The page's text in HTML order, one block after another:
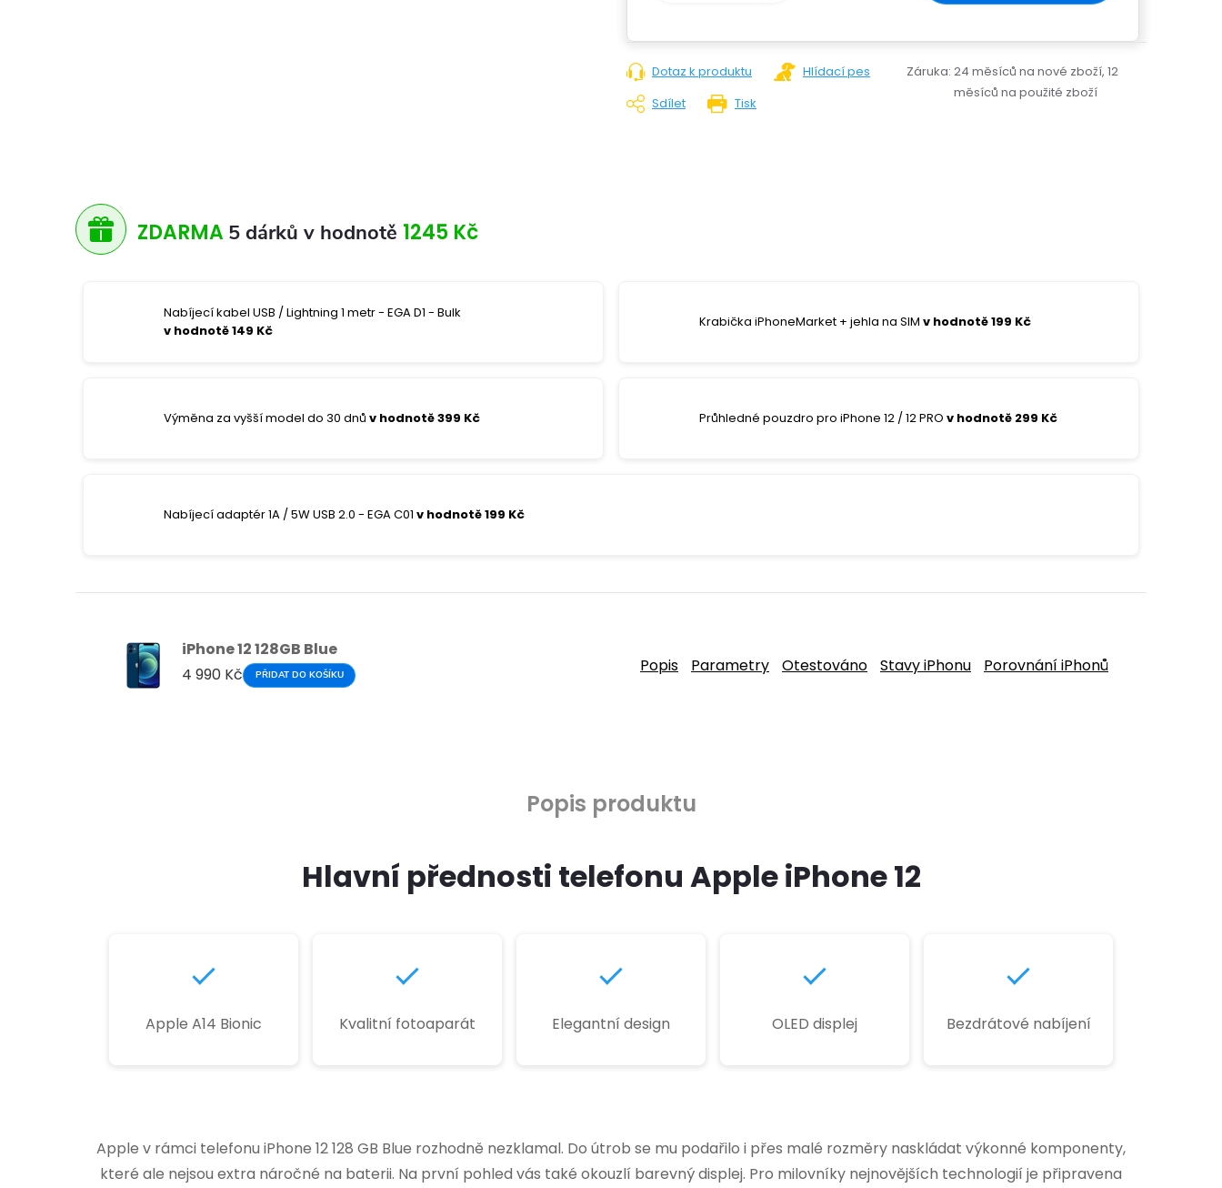
Tisk
Dotaz k produktu
Hlídací pes
Sdílet
Záruka: 24 měsíců na nové zboží, 12
měsíců na použité zboží
ZDARMA 5 dárků v hodnotě 1245 Kč
Nabíjecí kabel USB / Lightning 1 metr - EGA D1 - Bulk
v hodnotě 149 Kč
Krabička iPhoneMarket + jehla na SIM v hodnotě 199 Kč
Výměna za vyšší model do 30 dnů v hodnotě 399 Kč Průhledné pouzdro pro iPhone 12 / 12 PRO v hodnotě 299 Kč
Nabíjecí adaptér 1A / 5W USB 2.0 - EGA C01 v hodnotě 199 Kč
iPhone 12 128GB Blue
4 990 Kč
PŘIDAT DO KOŠÍKU Popis Parametry Otestováno Stavy iPhonu Porovnání iPhonů
Popis produktu
Hlavní přednosti telefonu Apple iPhone 12
Apple A14 Bionic Kvalitní fotoaparát Elegantní design OLED displej Bezdrátové nabíjení
Apple v rámci telefonu iPhone 12 128 GB Blue rozhodně nezklamal. Do útrob se mu podařilo i přes malé rozměry naskládat výkonné komponenty,
které ale nejsou extra náročné na baterii. Na první pohled vás také okouzlí barevný displej. Pro milovníky nejnovějších technologií je připravena